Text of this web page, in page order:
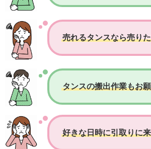
売れるタンスなら売り
タンスの搬出作業もお
好きな日時に引取りに